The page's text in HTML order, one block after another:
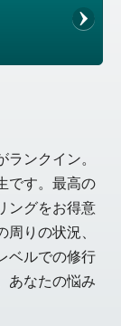
ンクイン。
です。最高の
ングをお得意
りの状況、
ベルでの修行
あなたの悩み